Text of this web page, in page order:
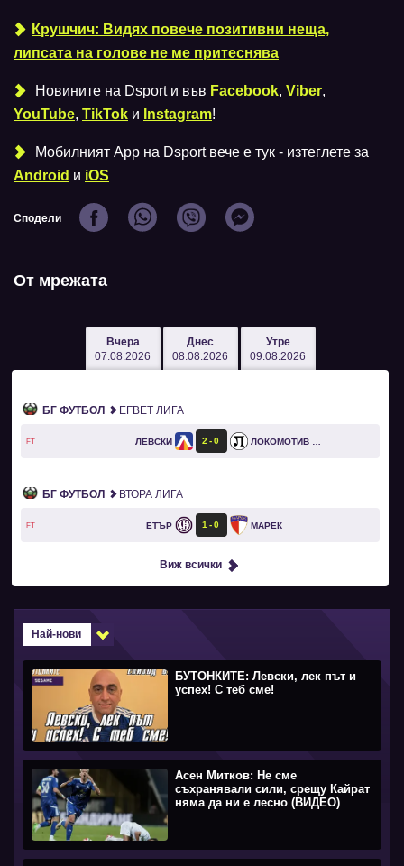
Крушчич: Видях повече позитивни неща,
липсата на голове не ме притеснява
Новините на Dsport и във Facebook, Viber,
YouTube, TikTok и Instagram!
Мобилният Аpp на Dsport вече е тук - изтеглете за
Android и iOS
Сподели
От мрежата
Вчера
07.08.2026
Днес
08.08.2026
Утре
09.08.2026
БГ ФУТБОЛ EFBET ЛИГА
FT ЛЕВСКИ 2 0
БГ ФУТБОЛ ВТОРА ЛИГА
FT ЕТЪР 1 0 МАРЕК
Виж всички
Най-нови
БУТОНКИТЕ: Левски, лек път и
успех! С теб сме!
Асен Митков: Не сме
съхранявали сили, срещу Кайрат
няма да ни е лесно (ВИДЕО)